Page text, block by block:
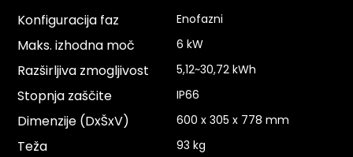
Konfiguracija faz Enofazni
Maks. izhodna moč 6 kW
Razširljiva zmogljivost 5,12~30,72 kWh
Stopnja zaščite IP66
Dimenzije (DxŠxV) 600 x 305 x 778 mm
Teža 93 kg